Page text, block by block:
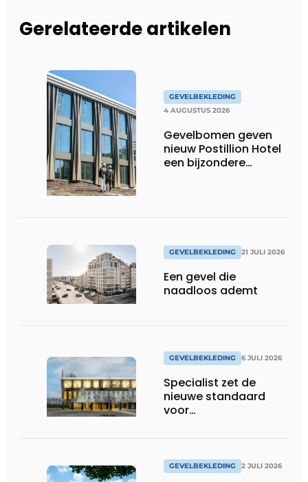
Gerelateerde artikelen
GEVELBEKLEDING
4 AUGUSTUS 2026
Gevelbomen geven
nieuw Postillion Hotel
een bijzondere
GEVELBEKLEDING 21 JULI 2026
Een gevel die
naadloos ademt
GEVELBEKLEDING 6 JULI 2026
Specialist zet de
nieuwe standaard
voor
GEVELBEKLEDING 2 JULI 2026